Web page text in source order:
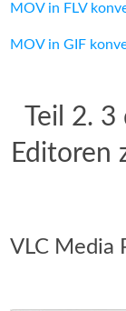
MOV in FLV
MOV in GIF
Teil 2. 3
Editoren
VLC Media